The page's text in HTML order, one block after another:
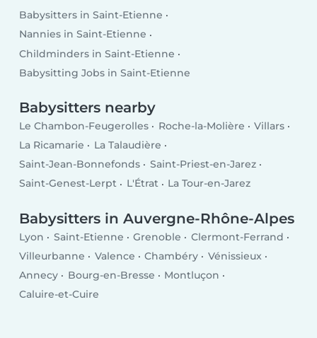
Babysitters in Saint-Etienne
Nannies in Saint-Etienne
Childminders in Saint-Etienne
Babysitting Jobs in Saint-Etienne
Babysitters nearby
Le Chambon-Feugerolles Roche-la-Molière
Villars
La Ricamarie
La Talaudière
Saint-Jean-Bonnefonds
Saint-Priest-en-Jarez
Saint-Genest-Lerpt
L'Étrat La Tour-en-Jarez
Babysitters in Auvergne-Rhône-Alpes
Lyon Saint-Etienne Grenoble
Clermont-Ferrand
Villeurbanne
Valence Chambéry
Vénissieux
Annecy
Bourg-en-Bresse
Montluçon
Caluire-et-Cuire